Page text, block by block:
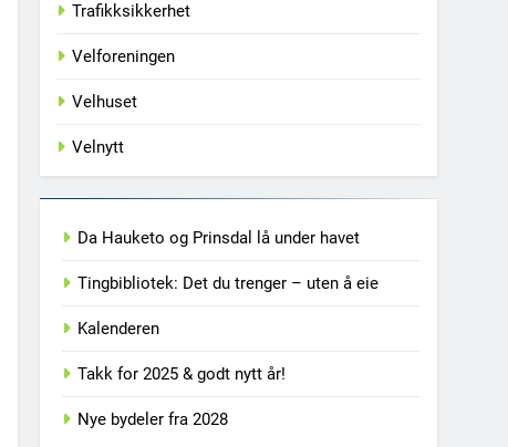
Trafikksikkerhet
Velforeningen
Velhuset
Velnytt
Da Hauketo og Prinsdal lå under havet
Tingbibliotek: Det du trenger – uten å eie
Kalenderen
Takk for 2025 & godt nytt år!
Nye bydeler fra 2028